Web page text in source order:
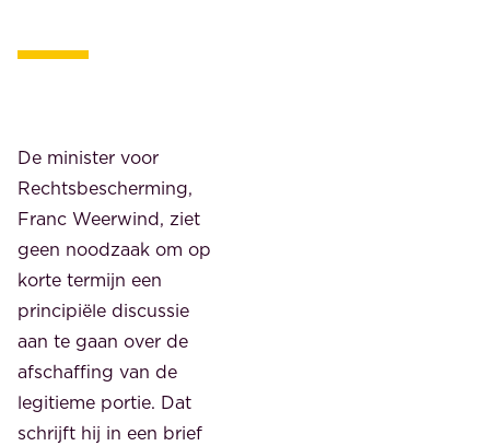
De minister voor
Rechtsbescherming,
Franc Weerwind, ziet
geen noodzaak om op
korte termijn een
principiële discussie
aan te gaan over de
afschaffing van de
legitieme portie. Dat
schrijft hij in een brief